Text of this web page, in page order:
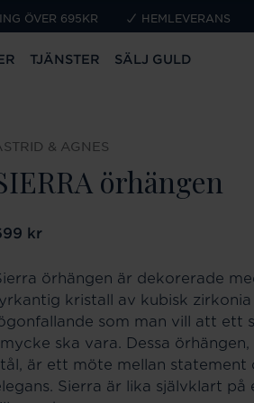
ÖVER 695KR HEMLEVERANS
TJÄNSTER SÄLJ GULD
& AGNES
örhängen
:699 kr
kr
örhängen är dekorerade
kristall av kubisk zirkonia
som man vill att ett
ska vara. Dessa
är ett möte mellan statement
Sierra är lika självklart på